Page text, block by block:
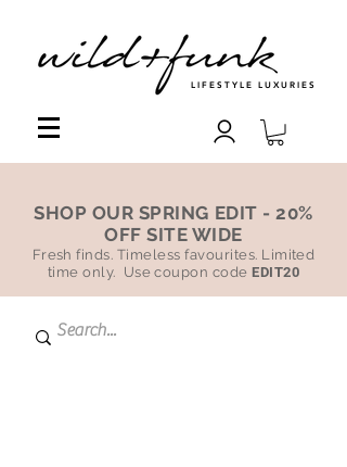
LIFESTYLE LUXURIES
SHOP OUR SPRING EDIT - 20%
OFF SITE WIDE
Fresh finds. Timeless favourites. Limited
time only. Use coupon codeEDIT20